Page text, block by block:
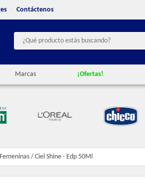
Contáctenos
Marcas ¡Ofertas!
Femeninas / Ciel Shine - Edp 50Ml